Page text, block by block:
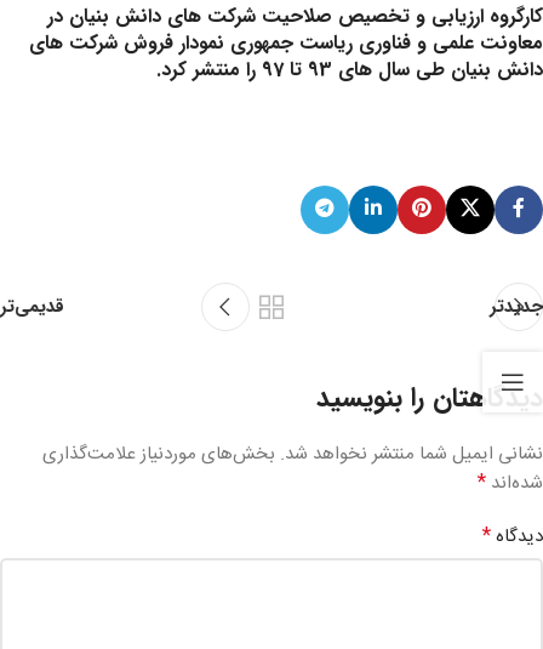
کارگروه ارزیابی و تخصیص صلاحیت شرکت های دانش بنیان در
معاونت علمی و فناوری ریاست جمهوری نمودار فروش شرکت های
دانش بنیان طی سال های 93 تا 97 را منتشر کرد.
جدیدتر قدیمی‌تر
دیدگاهتان را بنویسید
نشانی ایمیل شما منتشر نخواهد شد. بخش‌های موردنیاز علامت‌گذاری
شده‌اند *
دیدگاه*